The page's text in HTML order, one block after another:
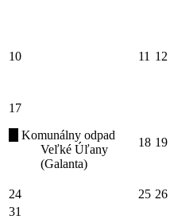
10 11 12
17
Komunálny odpad
Veľké Úľany
(Galanta)
18 19
24 25 26
31